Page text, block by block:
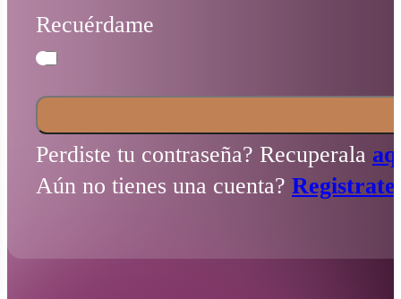
Recuérdame
Perdiste tu contraseña? Recuperala
Aún no tienes una cuenta?